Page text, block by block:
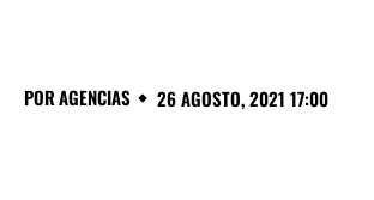
PORAGENCIAS 26 AGOSTO, 2021 17:00